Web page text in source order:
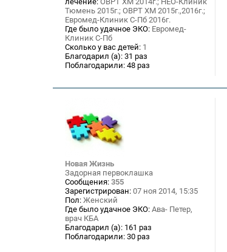
Тюмень 2015г.; ОВРТ ХМ 2015г.,2016г.;
Евромед-Клиник С-Пб 2016г.
Где было удачное ЭКО: Евромед-
Клиник С-Пб
Сколько у вас детей: 1
Благодарил (а): 31 раз
Поблагодарили: 48 раз
Новая Жизнь
Задорная первоклашка
Сообщения: 355
Зарегистрирован: 07 ноя 2014, 15:35
Пол: Женский
Где было удачное ЭКО: Ава- Петер,
врач КБА
Благодарил (а): 161 раз
Поблагодарили: 30 раз